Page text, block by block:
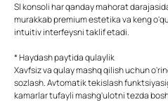
Sl konsoli har qanday mahorat
murakkab premium estetika va keng
intuitiv interfeysni taklif etadi.
* Haydash paytida qulaylik
Xavfsiz va qulay mashq qilish uchun
sozlash. Avtomatik tekislash
kamarlar tufayli mashg'ulotni tezda